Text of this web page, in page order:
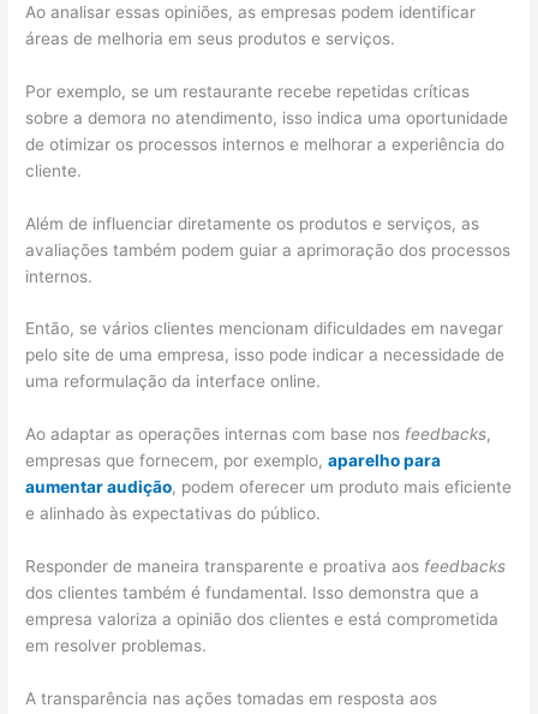
Ao analisar essas opiniões, as empresas podem identificar
áreas de melhoria em seus produtos e serviços.
Por exemplo, se um restaurante recebe repetidas críticas
sobre a demora no atendimento, isso indica uma oportunidade
de otimizar os processos internos e melhorar a experiência do
cliente.
Além de influenciar diretamente os produtos e serviços, as
avaliações também podem guiar a aprimoração dos processos
internos.
Então, se vários clientes mencionam dificuldades em navegar
pelo site de uma empresa, isso pode indicar a necessidade de
uma reformulação da interface online.
Ao adaptar as operações internas com base nos feedbacks,
empresas que fornecem, por exemplo,aparelho para
aumentar audição, podem oferecer um produto mais eficiente
e alinhado às expectativas do público.
Responder de maneira transparente e proativa aos feedbacks
dos clientes também é fundamental. Isso demonstra que a
empresa valoriza a opinião dos clientes e está comprometida
em resolver problemas.
A transparência nas ações tomadas em resposta aos